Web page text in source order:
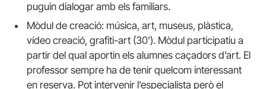
puguin dialogar amb els familiars.
Mòdul de creació: música, art, museus, plàstica,
vídeo creació, grafiti-art (30’). Mòdul participatiu a
partir del qual aportin els alumnes caçadors d’art. El
professor sempre ha de tenir quelcom interessant
en reserva. Pot intervenir l’especialista però el